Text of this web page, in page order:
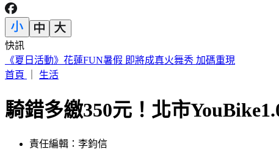
快訊
《夏日活動》花蓮FUN暑假 即將成真火舞秀 加碼重現
首頁
生活
騎錯多繳350元！北市
責任編輯：李鈞信